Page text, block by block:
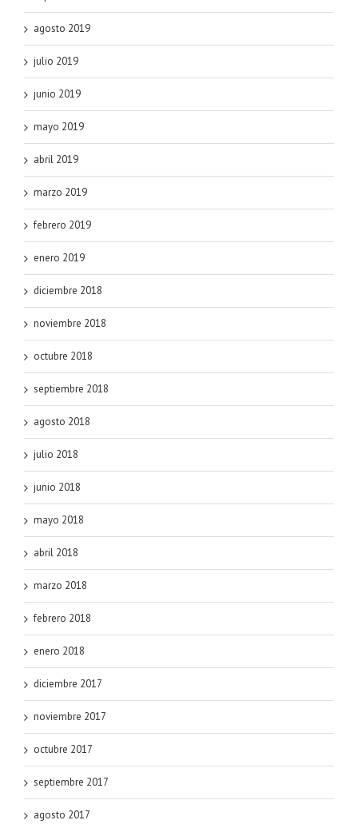
agosto 2019
julio 2019
junio 2019
mayo 2019
abril 2019
marzo 2019
febrero 2019
enero 2019
diciembre 2018
noviembre 2018
octubre 2018
septiembre 2018
agosto 2018
julio 2018
junio 2018
mayo 2018
abril 2018
marzo 2018
febrero 2018
enero 2018
diciembre 2017
noviembre 2017
octubre 2017
septiembre 2017
agosto 2017